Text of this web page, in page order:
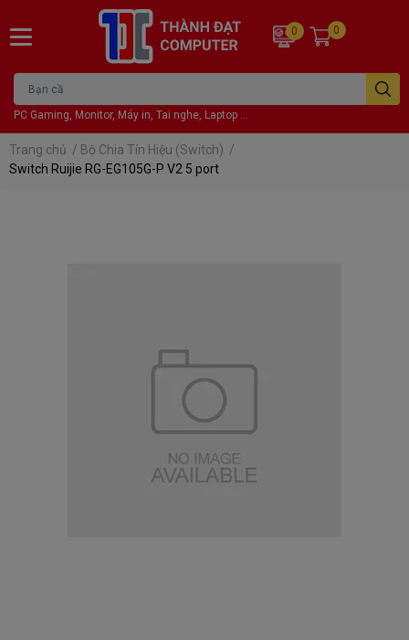
PC Gaming, Monitor, Máy in, Tai nghe, Laptop ...
0 0
Trang chủ / Bộ Chia Tín Hiệu (Switch) /
Switch Ruijie RG-EG105G-P V2 5 port